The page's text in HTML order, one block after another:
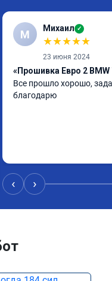
М Михаил ✓
★★★★★
23 июня 2024
«Прошивка Евро 2 BMW
Все прошло хорошо,
благодарю
‹ ›